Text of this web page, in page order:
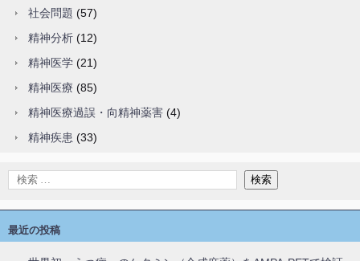
社会問題 (57)
精神分析 (12)
精神医学 (21)
精神医療 (85)
精神医療過誤・向精神薬害 (4)
精神疾患 (33)
最近の投稿